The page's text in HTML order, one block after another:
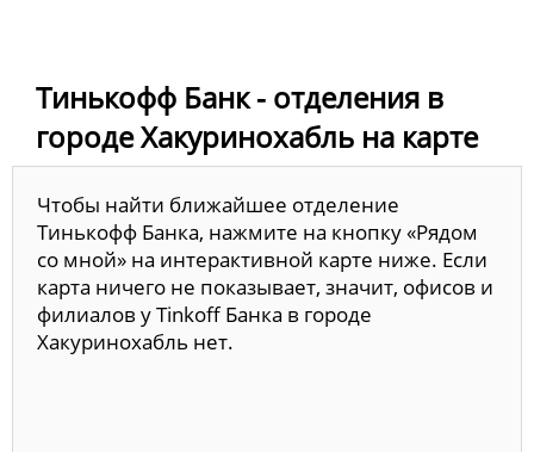
Тинькофф Банк - отделения в
городе Хакуринохабль на карте
Чтобы найти ближайшее отделение
Тинькофф Банка, нажмите на кнопку «Рядом
со мной» на интерактивной карте ниже. Если
карта ничего не показывает, значит, офисов и
филиалов у Tinkoff Банка в городе
Хакуринохабль нет.